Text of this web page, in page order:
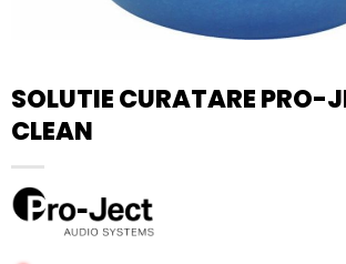
SOLUTIE CURATARE PRO-
CLEAN